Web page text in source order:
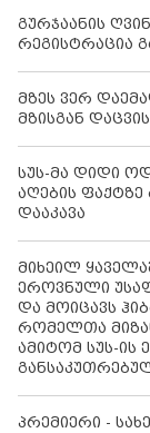
გურჯაანის
რეგისტრაცია
მზეს ვერ
მზისგან
სუს-მა დიდი
აღების
დააკავა
მიხეილ
ეროვნული
და მოიცავს
რომელთა
ამიტომ სუს-ის
პრემიერი -